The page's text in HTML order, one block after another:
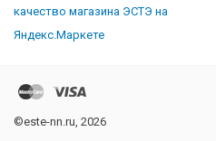
©este-nn.ru, 2026